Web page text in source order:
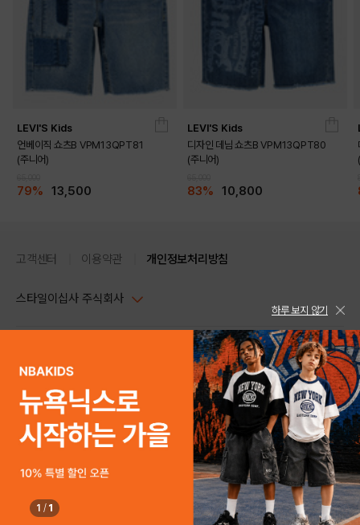
LEVI'S Kids
언베이직 쇼츠B VPM13QPT81
(주니어)
79% 13,500
LEVI'S Kids
디자인 데님 쇼츠B VPM13QPT80
(주니어)
83% 10,800
구매하기
고객센터 이용약관 개인정보처리방침
스타일이십사 주식회사
주소 : 서울시 강남구 논현로 633, 6층 (논현동, 한세엠케이빌딩)
사업자등록번호 : 116-81-32499
통신판매업신고번호 : 제 2024-서울강남-04239
호스팅 서비스 : 스타일이십사㈜
고객센터 1544-5336(평일 09:00~ 18:00 토/일/공휴일 휴무)
스타일24 고객센터 1544-5336
평일 09:00~ 18:00 (토/일/공휴일 휴무)
help Email : help@style24.com
COPYRIGHTⓒ2021 STYLE24 ALL RIGHTS RESERVED.
하루 보지 않기
1 / 1